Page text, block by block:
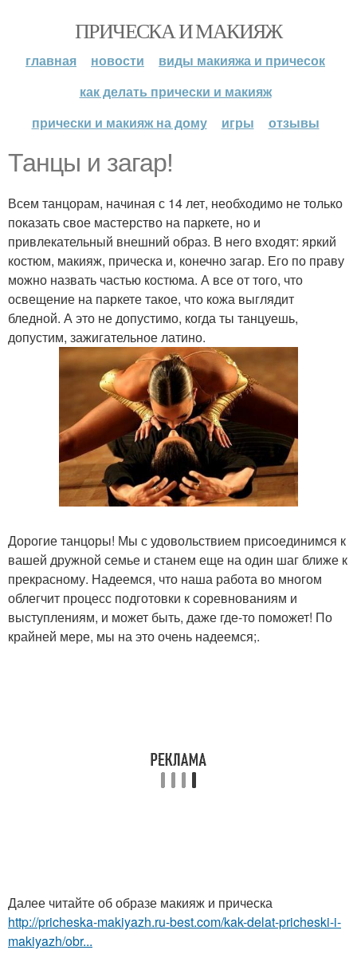
ПРИЧЕСКА И МАКИЯЖ
главная новости
виды макияжа и причесок
как делать прически и макияж
прически и макияж на дому
игры отзывы
Танцы и загар!
Всем танцорам, начиная с 14 лет, необходимо не только
показать свое мастерство на паркете, но и
привлекательный внешний образ. В него входят: яркий
костюм, макияж, прическа и, конечно загар. Его по праву
можно назвать частью костюма. А все от того, что
освещение на паркете такое, что кожа выглядит
бледной. А это не допустимо, когда ты танцуешь,
допустим, зажигательное латино.
Дорогие танцоры! Мы с удовольствием присоединимся к
вашей дружной семье и станем еще на один шаг ближе к
прекрасному. Надеемся, что наша работа во многом
облегчит процесс подготовки к соревнованиям и
выступлениям, и может быть, даже где-то поможет! По
крайней мере, мы на это очень надеемся;.
Далее читайте об образе макияж и прическа
http://pricheska-makiyazh.ru-best.com/kak-delat-pricheski-i-
makiyazh/obr...